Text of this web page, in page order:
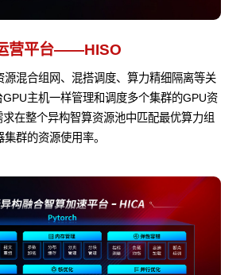
营平台——HISO
源混合组网、混搭调度、算力精细隔离等关
主机一样管理和调度多个集群的GPU资
在整个异构智算资源池中匹配最优算力组
群的资源使用率。